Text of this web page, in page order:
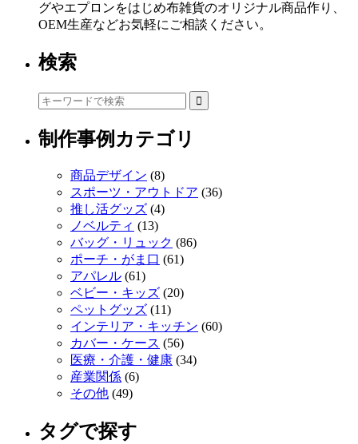
グやエプロンをはじめ布雑貨のオリジナル商品作り、
OEM生産などお気軽にご相談ください。
検索
制作事例カテゴリ
商品デザイン (8)
スポーツ・アウトドア (36)
推し活グッズ (4)
ノベルティ (13)
バッグ・リュック (86)
ポーチ・がま口 (61)
アパレル (61)
ベビー・キッズ (20)
ペットグッズ (11)
インテリア・キッチン (60)
カバー・ケース (56)
医療・介護・健康 (34)
産業関係 (6)
その他 (49)
タグで探す